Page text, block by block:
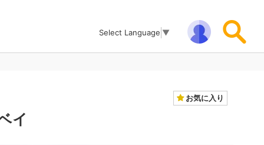
Select Language ▼
イ
お気に入り